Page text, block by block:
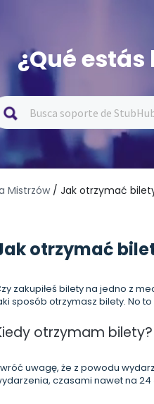
¿Qué
Mistrzów / Jak otrzymać
otrzymać
zakupiłeś bilety na jedno z
sposób otrzymasz bilety. No
otrzymam bilety?
uwagę, że z powodu
czasami nawet na